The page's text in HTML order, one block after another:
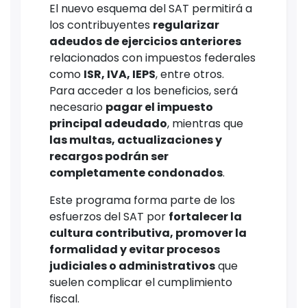
El nuevo esquema del SAT permitirá a
los contribuyentes regularizar
adeudos de ejercicios anteriores
relacionados con impuestos federales
como ISR, IVA, IEPS, entre otros.
Para acceder a los beneficios, será
necesario pagar el impuesto
principal adeudado, mientras que
las multas, actualizaciones y
recargos podrán ser
completamente condonados.
Este programa forma parte de los
esfuerzos del SAT por fortalecer la
cultura contributiva, promover la
formalidad y evitar procesos
judiciales o administrativosque
suelen complicar el cumplimiento
fiscal.